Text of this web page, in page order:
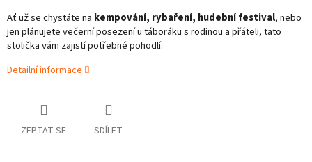
Ať už se chystáte na kempování, rybaření, hudební festival, nebo
jen plánujete večerní posezení u táboráku s rodinou a přáteli, tato
stolička vám zajistí potřebné pohodlí.
Detailní informace
ZEPTAT SE SDÍLET